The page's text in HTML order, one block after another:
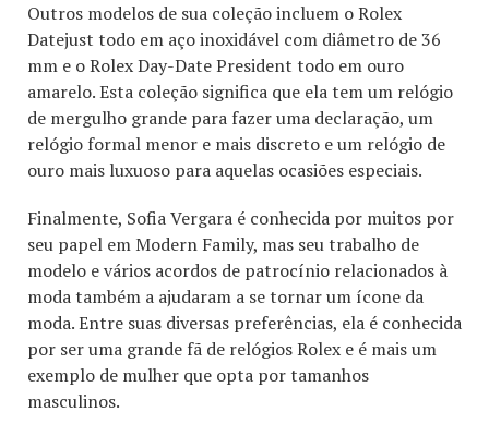
Outros modelos de sua coleção incluem o Rolex
Datejust todo em aço inoxidável com diâmetro de 36
mm e o Rolex Day-Date President todo em ouro
amarelo. Esta coleção significa que ela tem um relógio
de mergulho grande para fazer uma declaração, um
relógio formal menor e mais discreto e um relógio de
ouro mais luxuoso para aquelas ocasiões especiais.
Finalmente, Sofia Vergara é conhecida por muitos por
seu papel em Modern Family, mas seu trabalho de
modelo e vários acordos de patrocínio relacionados à
moda também a ajudaram a se tornar um ícone da
moda. Entre suas diversas preferências, ela é conhecida
por ser uma grande fã de relógios Rolex e é mais um
exemplo de mulher que opta por tamanhos
masculinos.